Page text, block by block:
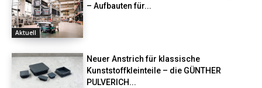
Aktuell
– Aufbauten für...
Neuer Anstrich für klassische
Kunststoffkleinteile – die GÜNTHER
PULVERICH...